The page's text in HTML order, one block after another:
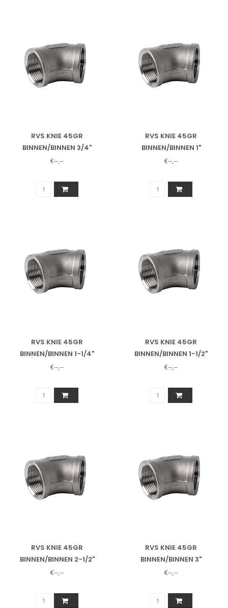
RVS KNIE 45GR
BINNEN/BINNEN 3/4"
€--,--
RVS KNIE 45GR
BINNEN/BINNEN 1"
€--,--
RVS KNIE 45GR
BINNEN/BINNEN 1-1/4"
€--,--
RVS KNIE 45GR
BINNEN/BINNEN 1-1/2"
€--,--
RVS KNIE 45GR
BINNEN/BINNEN 2-1/2"
€--,--
RVS KNIE 45GR
BINNEN/BINNEN 3"
€--,--